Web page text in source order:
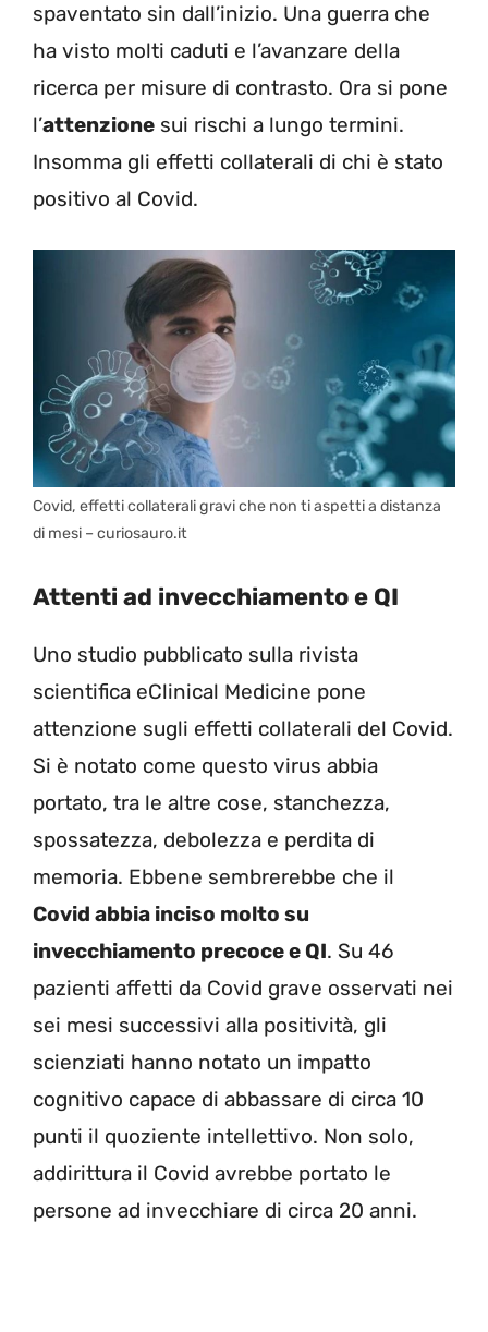
spaventato sin dall’inizio. Una guerra che
ha visto molti caduti e l’avanzare della
ricerca per misure di contrasto. Ora si pone
l’attenzione sui rischi a lungo termini.
Insomma gli effetti collaterali di chi è stato
positivo al Covid.
Covid, effetti collaterali gravi che non ti aspetti a distanza
di mesi – curiosauro.it
Attenti ad invecchiamento e QI
Uno studio pubblicato sulla rivista
scientifica eClinical Medicine pone
attenzione sugli effetti collaterali del Covid.
Si è notato come questo virus abbia
portato, tra le altre cose, stanchezza,
spossatezza, debolezza e perdita di
memoria. Ebbene sembrerebbe che il
Covid abbia inciso molto su
invecchiamento precoce e QI. Su 46
pazienti affetti da Covid grave osservati nei
sei mesi successivi alla positività, gli
scienziati hanno notato un impatto
cognitivo capace di abbassare di circa 10
punti il quoziente intellettivo. Non solo,
addirittura il Covid avrebbe portato le
persone ad invecchiare di circa 20 anni.